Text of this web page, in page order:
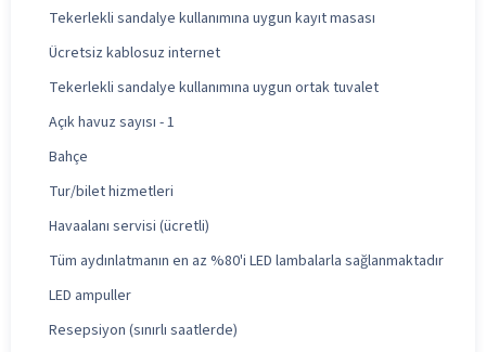
Tekerlekli sandalye kullanımına uygun kayıt masası
Ücretsiz kablosuz internet
Tekerlekli sandalye kullanımına uygun ortak tuvalet
Açık havuz sayısı - 1
Bahçe
Tur/bilet hizmetleri
Havaalanı servisi (ücretli)
Tüm aydınlatmanın en az %80'i LED lambalarla sağlanmaktadır
LED ampuller
Resepsiyon (sınırlı saatlerde)